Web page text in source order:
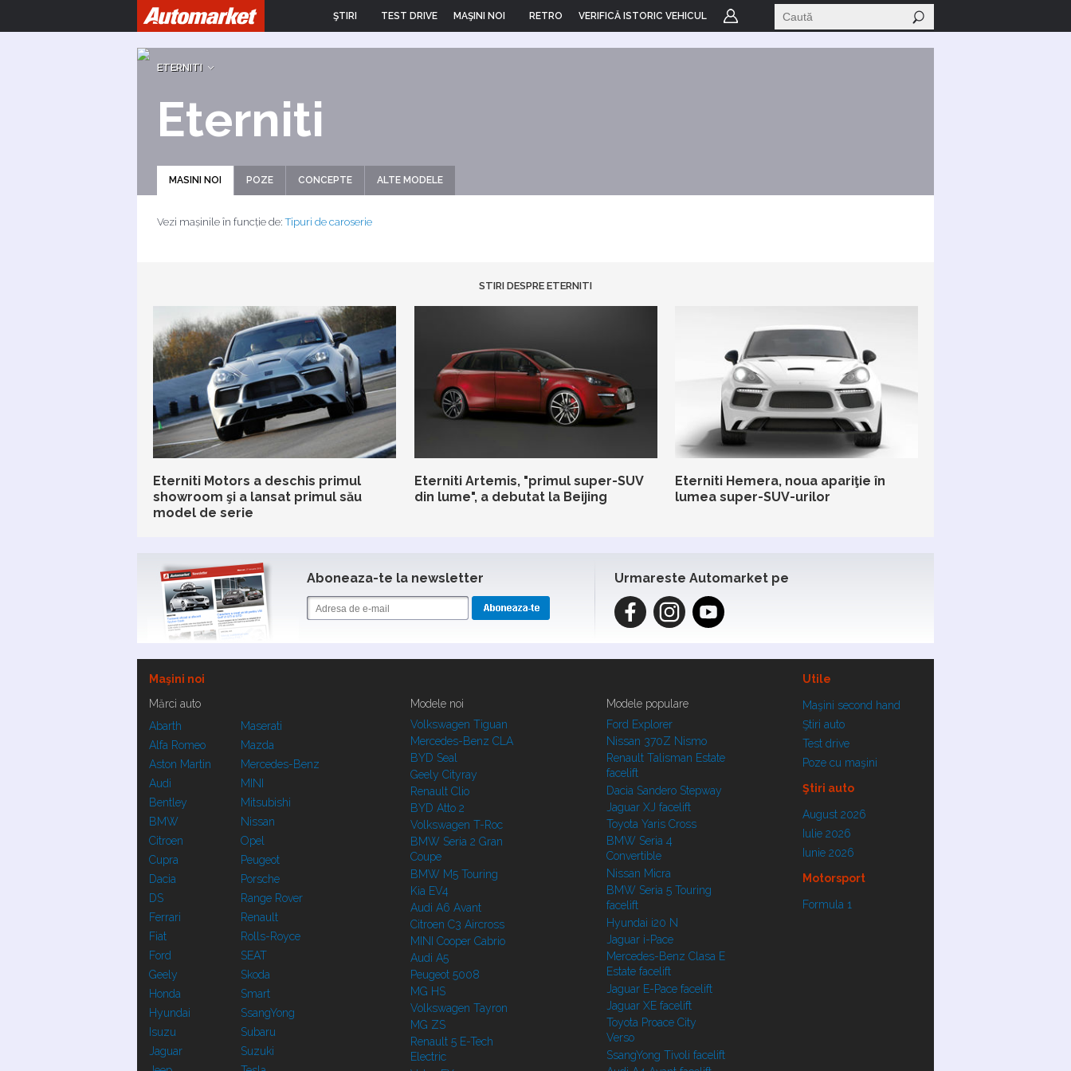
ŞTIRI TEST DRIVE MAŞINI NOI RETRO VERIFICĂ ISTORIC VEHICUL
ETERNITI
Eterniti
MASINI NOI POZE CONCEPTE ALTE MODELE
Vezi mașinile în funcție de:Tipuri de caroserie
STIRI DESPRE ETERNITI
Eterniti Motors a deschis primul
showroom şi a lansat primul său
model de serie
Eterniti Artemis, "primul super-SUV
din lume", a debutat la Beijing
Eterniti Hemera, noua apariţie în
lumea super-SUV-urilor
Aboneaza-te la newsletter Urmareste Automarket pe
Maşini noi
Utile
Mărci auto
Abarth
Alfa Romeo
Aston Martin
Audi
Bentley
BMW
Citroen
Cupra
Dacia
DS
Ferrari
Fiat
Ford
Geely
Honda
Hyundai
Isuzu
Jaguar
Maserati
Mazda
Mercedes-Benz
MINI
Mitsubishi
Nissan
Opel
Peugeot
Porsche
Range Rover
Renault
Rolls-Royce
SEAT
Skoda
Smart
SsangYong
Subaru
Suzuki
Modele noi
Volkswagen Tiguan
Mercedes-Benz CLA
BYD Seal
Geely Cityray
Renault Clio
BYD Atto 2
Volkswagen T-Roc
BMW Seria 2 Gran
Coupe
BMW M5 Touring
Kia EV4
Audi A6 Avant
Citroen C3 Aircross
MINI Cooper Cabrio
Audi A5
Peugeot 5008
MG HS
Volkswagen Tayron
MG ZS
Renault 5 E-Tech
Electric
Modele populare
Ford Explorer
Nissan 370Z Nismo
Renault Talisman Estate
facelift
Dacia Sandero Stepway
Jaguar XJ facelift
Toyota Yaris Cross
BMW Seria 4
Convertible
Nissan Micra
BMW Seria 5 Touring
facelift
Hyundai i20 N
Jaguar i-Pace
Mercedes-Benz Clasa E
Estate facelift
Jaguar E-Pace facelift
Jaguar XE facelift
Toyota Proace City
Verso
SsangYong Tivoli facelift
Maşini second hand
Ştiri auto
Test drive
Poze cu maşini
Ştiri auto
August 2026
Iulie 2026
Iunie 2026
Motorsport
Formula 1